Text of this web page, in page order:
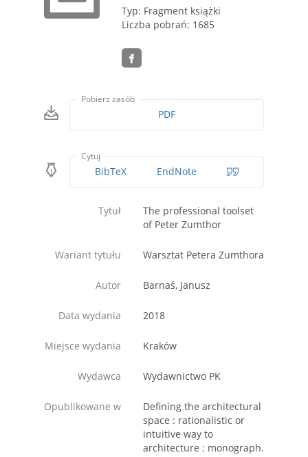
Typ: Fragment książki
Liczba pobrań: 1685
Pobierz zasób
PDF
Cytuj
BibTeX EndNote
Tytuł
The professional toolset
of Peter Zumthor
Wariant tytułu Warsztat Petera Zumthora
Autor Barnaś, Janusz
Data wydania 2018
Miejsce wydania Kraków
Wydawca Wydawnictwo PK
Opublikowane w
Defining the architectural
space : rationalistic or
intuitive way to
architecture : monograph.